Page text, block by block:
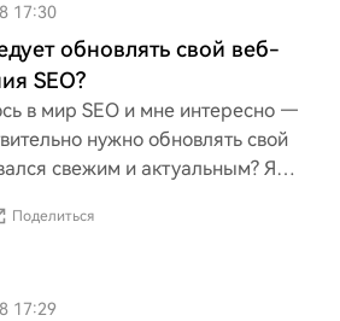
17:30
обновлять свой веб-
SEO?
в мир SEO и мне интересно —
нужно обновлять свой
свежим и актуальным? Я
Поделиться
17:29